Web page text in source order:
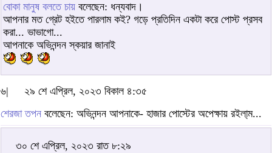
বোকা মানুষ বলতে চায় বলেছেন: ধন্যবাদ।
আপনার মত গ্রেট হইতে পারলাম কই? গড়ে প্রতিদিন একটা করে পোস্ট প্রসব
করা... ভাভাগো...
আপনাকে অভিনন্দন স্কয়ার জানাই
৬|
২৯ শে এপ্রিল, ২০২৩ বিকাল ৪:৩৫
শেরজা তপন বলেছেন: অভিনন্দন আপনাকে- হাজার পোস্টের অপেক্ষায় রইলা্ম...
৩০ শে এপ্রিল, ২০২৩ রাত ৮:২৯